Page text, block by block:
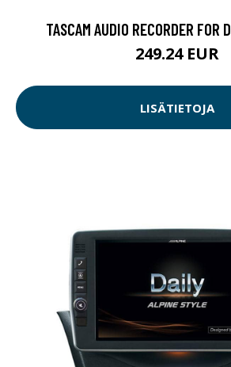
TASCAM AUDIO RECORDER FOR
249.24 EUR
LISÄTIETOJA